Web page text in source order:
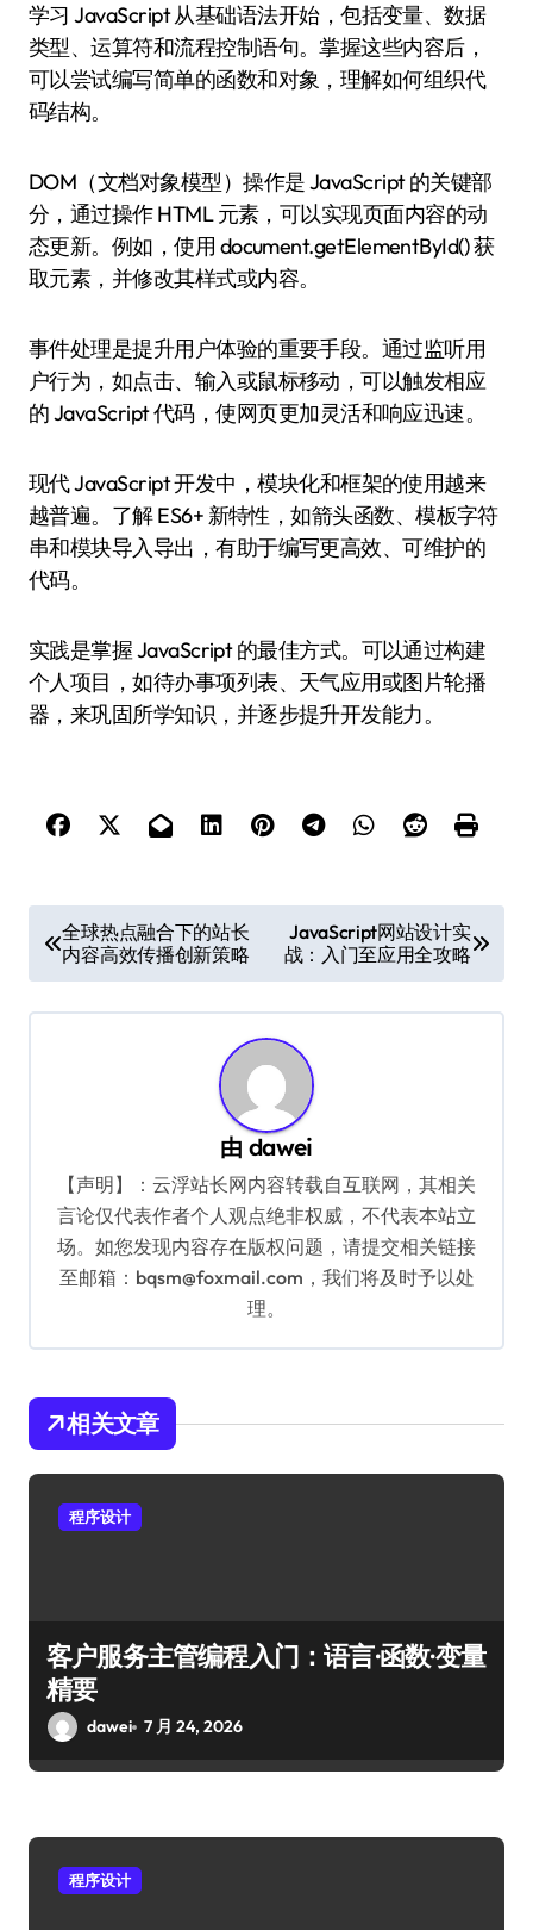
学习 JavaScript 从基础语法开始，包括变量、数据
类型、运算符和流程控制语句。掌握这些内容后，
可以尝试编写简单的函数和对象，理解如何组织代
码结构。
DOM（文档对象模型）操作是 JavaScript 的关键部
分，通过操作 HTML 元素，可以实现页面内容的动
态更新。例如，使用 document.getElementById() 获
取元素，并修改其样式或内容。
事件处理是提升用户体验的重要手段。通过监听用
户行为，如点击、输入或鼠标移动，可以触发相应
的 JavaScript 代码，使网页更加灵活和响应迅速。
现代 JavaScript 开发中，模块化和框架的使用越来
越普遍。了解 ES6+ 新特性，如箭头函数、模板字符
串和模块导入导出，有助于编写更高效、可维护的
代码。
实践是掌握 JavaScript 的最佳方式。可以通过构建
个人项目，如待办事项列表、天气应用或图片轮播
器，来巩固所学知识，并逐步提升开发能力。
章
导
全球热点融合下的站长
内容高效传播创新策略
JavaScript网站设计实
战：入门至应用全攻略
由dawei
【声明】：云浮站长网内容转载自互联网，其相关
言论仅代表作者个人观点绝非权威，不代表本站立
场。如您发现内容存在版权问题，请提交相关链接
至邮箱：bqsm@foxmail.com，我们将及时予以处
理。
相关文章
程序设计
客户服务主管编程入门：语言·函数·变量
精要
dawei 7 月 24, 2026
程序设计